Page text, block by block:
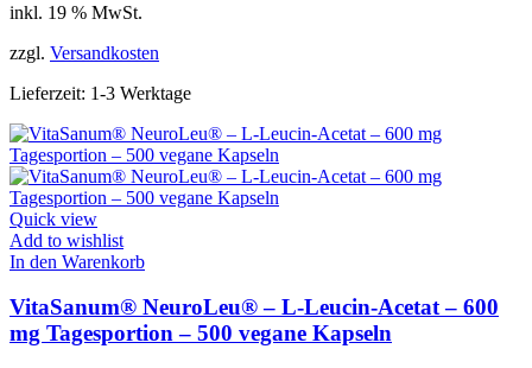
inkl. 19 % MwSt.
zzgl. Versandkosten
Lieferzeit: 1-3 Werktage
Quick view
Add to wishlist
In den Warenkorb
VitaSanum® NeuroLeu® – L-Leucin-Acetat – 600
mg Tagesportion – 500 vegane Kapseln